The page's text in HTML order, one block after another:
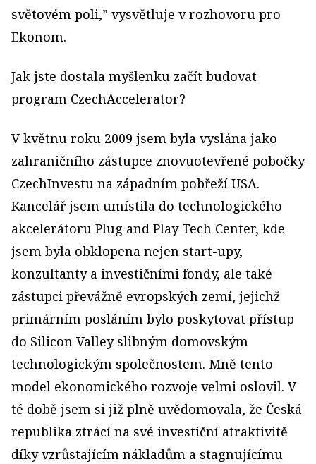
světovém poli,” vysvětluje v rozhovoru pro
Ekonom.
Jak jste dostala myšlenku začít budovat
program CzechAccelerator?
V květnu roku 2009 jsem byla vyslána jako
zahraničního zástupce znovuotevřené pobočky
CzechInvestu na západním pobřeží USA.
Kancelář jsem umístila do technologického
akcelerátoru Plug and Play Tech Center, kde
jsem byla obklopena nejen start-upy,
konzultanty a investičními fondy, ale také
zástupci převážně evropských zemí, jejichž
primárním posláním bylo poskytovat přístup
do Silicon Valley slibným domovským
technologickým společnostem. Mně tento
model ekonomického rozvoje velmi oslovil. V
té době jsem si již plně uvědomovala, že Česká
republika ztrácí na své investiční atraktivitě
díky vzrůstajícím nákladům a stagnujícímu